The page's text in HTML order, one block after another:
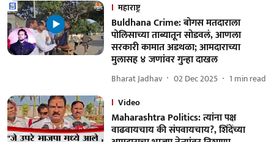
महाराष्ट्र
Buldhana Crime: बोगस मतदाराला
पोलिसाच्या ताब्यातून सोडवलं, आणला
सरकारी कामात अडथळा; आमदाराच्या
मुलासह ४ जणांवर गुन्हा दाखल
Bharat Jadhav 02 Dec 2025 1 min read
Video
Maharashtra Politics: त्यांना पक्ष
वाढवायचाय की संपवायचाय?, शिंदेंच्या